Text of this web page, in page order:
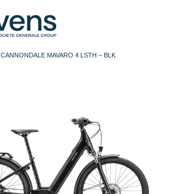
CANNONDALE MAVARO 4 LSTH – BLK